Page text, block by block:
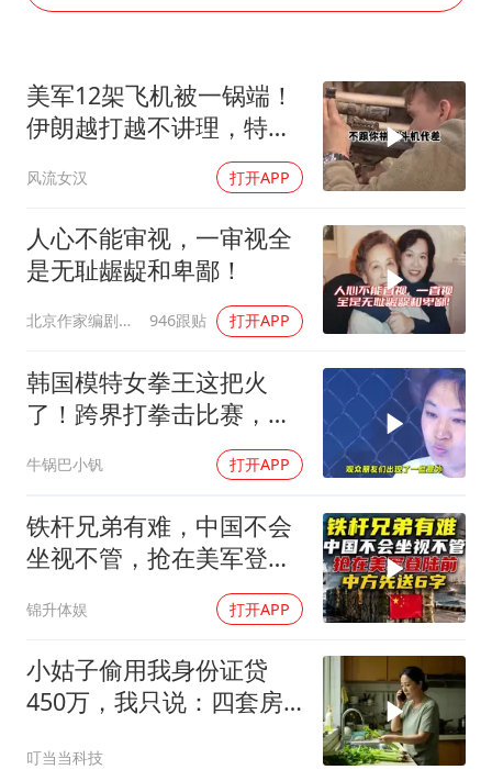
56岁刘奕君跟13岁女儿合跳
“还不如不放假”
从科技创新看开局起步的时与势
美军12架飞机被一锅端！
伊朗越打越不讲理，特朗
风流女汉 打开APP
人心不能审视，一审视全
是无耻龌龊和卑鄙！
北京作家编剧肥猪满圈 946跟贴 打开APP
韩国模特女拳王这把火
了！跨界打拳击比赛，低
牛锅巴小钒 打开APP
铁杆兄弟有难，中国不会
坐视不管，抢在美军登陆
锦升体娱 打开APP
小姑子偷用我身份证贷
450万，我只说：四套房
叮当当科技